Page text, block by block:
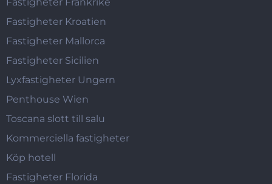
Fastigheter Kroatien
Fastigheter Mallorca
Fastigheter Sicilien
Lyxfastigheter Ungern
Penthouse Wien
Toscana slott till salu
Kommerciella fastigheter
Köp hotell
Fastigheter Florida